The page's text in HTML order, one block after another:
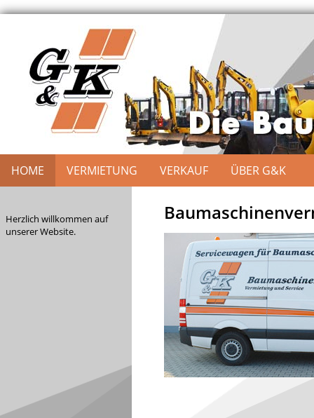
HOME VERMIETUNG VERKAUF ÜBER G&K
Herzlich willkommen auf
unserer Website.